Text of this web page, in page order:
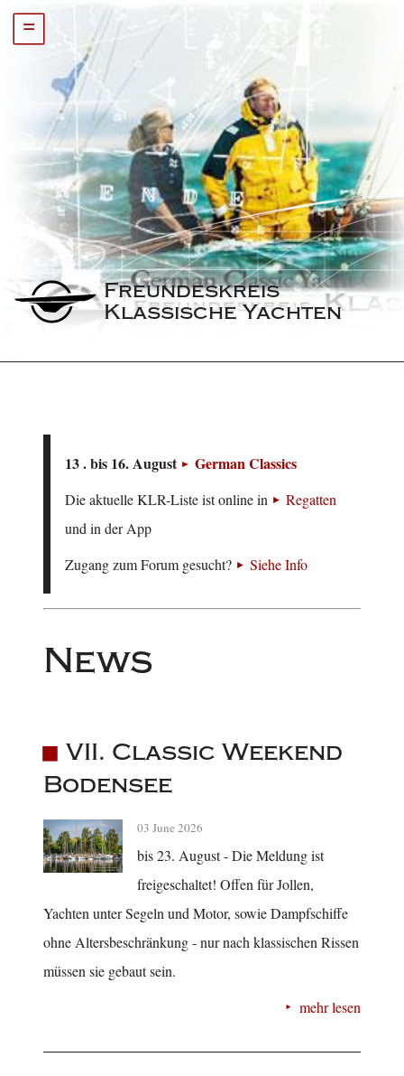
=
Freundeskreis
Klassische Yachten
13 . bis 16. August German Classics
Die aktuelle KLR-Liste ist online in
Regatten
und in der App
Zugang zum Forum gesucht?
Siehe Info
News
VII. Classic Weekend
Bodensee
03 June 2026
bis 23. August - Die Meldung ist
freigeschaltet! Offen für Jollen,
Yachten unter Segeln und Motor, sowie Dampfschiffe
ohne Altersbeschränkung - nur nach klassischen Rissen
müssen sie gebaut sein.
mehr lesen